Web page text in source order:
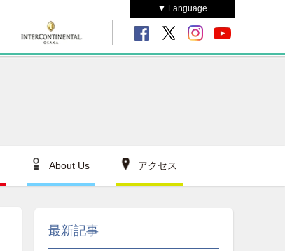
▼ Language
About Us アクセス
最新記事